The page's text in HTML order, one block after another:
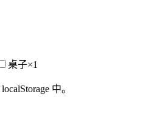
桌子×1
中。